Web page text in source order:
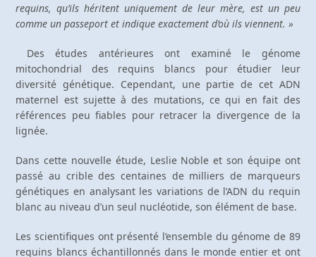
requins, qu’ils héritent uniquement de leur mère, est un peu
comme un passeport et indique exactement d’où ils viennent. »
Des études antérieures ont examiné le génome
mitochondrial des requins blancs pour étudier leur
diversité génétique. Cependant, une partie de cet ADN
maternel est sujette à des mutations, ce qui en fait des
références peu fiables pour retracer la divergence de la
lignée.
Dans cette nouvelle étude, Leslie Noble et son équipe ont
passé au crible des centaines de milliers de marqueurs
génétiques en analysant les variations de l’ADN du requin
blanc au niveau d’un seul nucléotide, son élément de base.
Les scientifiques ont présenté l’ensemble du génome de 89
requins blancs échantillonnés dans le monde entier et ont